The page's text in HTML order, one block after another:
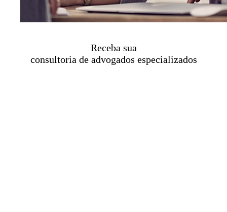
Receba sua
consultoria de advogados especializados